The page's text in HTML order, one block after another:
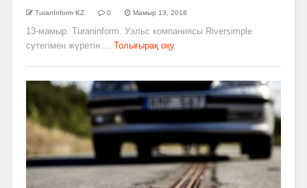
TuranInform KZ 0 Мамыр 13, 2018
13-мамыр. Turaninform. Уэльс компаниясы Riversimple
сутегімен жүретін ...
Толығырақ оқу